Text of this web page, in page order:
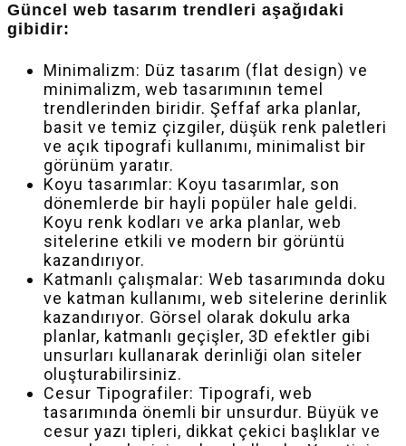
Güncel web tasarım trendleri aşağıdaki
gibidir:
Minimalizm: Düz tasarım (flat design) ve
minimalizm, web tasarımının temel
trendlerinden biridir. Şeffaf arka planlar,
basit ve temiz çizgiler, düşük renk paletleri
ve açık tipografi kullanımı, minimalist bir
görünüm yaratır.
Koyu tasarımlar: Koyu tasarımlar, son
dönemlerde bir hayli popüler hale geldi.
Koyu renk kodları ve arka planlar, web
sitelerine etkili ve modern bir görüntü
kazandırıyor.
Katmanlı çalışmalar: Web tasarımında doku
ve katman kullanımı, web sitelerine derinlik
kazandırıyor. Görsel olarak dokulu arka
planlar, katmanlı geçişler, 3D efektler gibi
unsurları kullanarak derinliği olan siteler
oluşturabilirsiniz.
Cesur Tipografiler: Tipografi, web
tasarımında önemli bir unsurdur. Büyük ve
cesur yazı tipleri, dikkat çekici başlıklar ve